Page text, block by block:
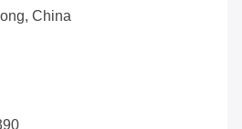
China